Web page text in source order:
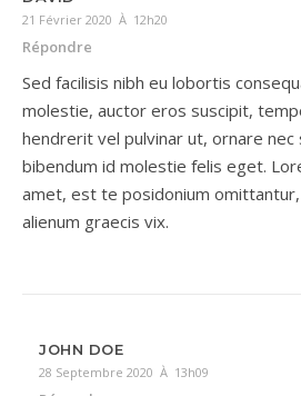
21 Février 2020 À 12h20
Répondre
Sed facilisis nibh eu lobortis
molestie, auctor eros suscipit,
hendrerit vel pulvinar ut, ornare nec
bibendum id molestie felis eget.
amet, est te posidonium
alienum graecis vix.
JOHN DOE
28 Septembre 2020 À 13h09